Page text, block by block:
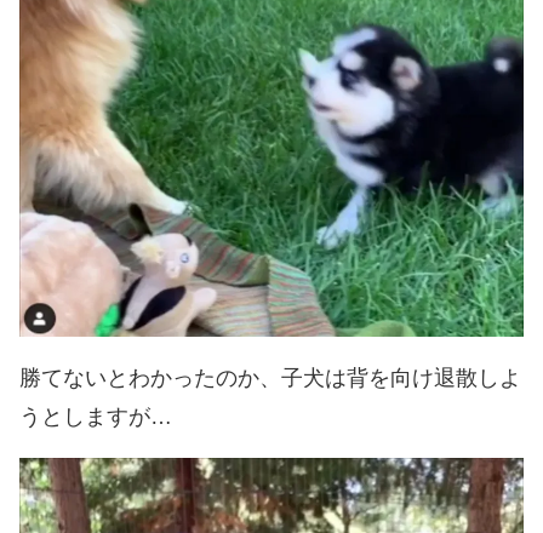
勝てないとわかったのか、子犬は背を向け退散しよ
うとしますが…